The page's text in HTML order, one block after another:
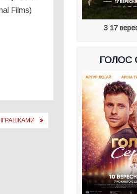
Films)
З 17
ГОЛОС